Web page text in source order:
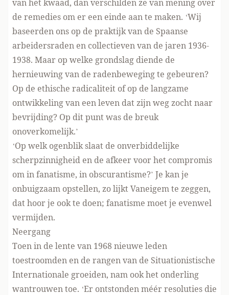
van het kwaad, dan verschilden ze van mening over
de remedies om er een einde aan te maken. ‘Wij
baseerden ons op de praktijk van de Spaanse
arbeidersraden en collectieven van de jaren 1936-
1938. Maar op welke grondslag diende de
hernieuwing van de radenbeweging te gebeuren?
Op de ethische radicaliteit of op de langzame
ontwikkeling van een leven dat zijn weg zocht naar
bevrijding? Op dit punt was de breuk
onoverkomelijk.’
‘Op welk ogenblik slaat de onverbiddelijke
scherpzinnigheid en de afkeer voor het compromis
om in fanatisme, in obscurantisme?’ Je kan je
onbuigzaam opstellen, zo lijkt Vaneigem te zeggen,
dat hoor je ook te doen; fanatisme moet je evenwel
vermijden.
Neergang
Toen in de lente van 1968 nieuwe leden
toestroomden en de rangen van de Situationistische
Internationale groeiden, nam ook het onderling
wantrouwen toe. ‘Er ontstonden méér resoluties die